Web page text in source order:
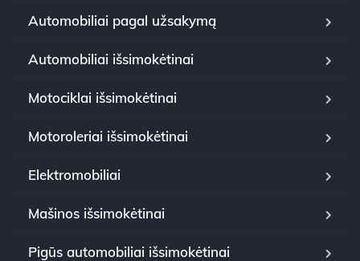
Automobiliai pagal užsakymą
Automobiliai išsimokėtinai
Motociklai išsimokėtinai
Motoroleriai išsimokėtinai
Elektromobiliai
Mašinos išsimokėtinai
Pigūs automobiliai išsimokėtinai